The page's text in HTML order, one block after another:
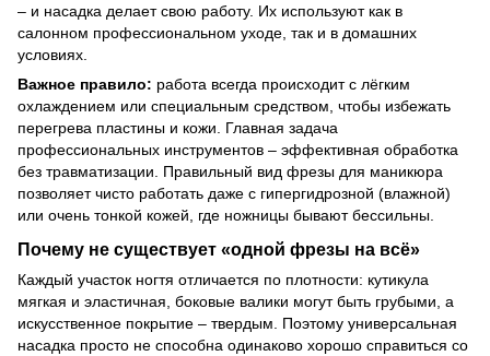
– и насадка делает свою работу. Их используют как в
салонном профессиональном уходе, так и в домашних
условиях.
Важное правило: работа всегда происходит с лёгким
охлаждением или специальным средством, чтобы избежать
перегрева пластины и кожи. Главная задача
профессиональных инструментов – эффективная обработка
без травматизации. Правильный вид фрезы для маникюра
позволяет чисто работать даже с гипергидрозной (влажной)
или очень тонкой кожей, где ножницы бывают бессильны.
Почему не существует «одной фрезы на всё»
Каждый участок ногтя отличается по плотности: кутикула
мягкая и эластичная, боковые валики могут быть грубыми, а
искусственное покрытие – твердым. Поэтому универсальная
насадка просто не способна одинаково хорошо справиться со